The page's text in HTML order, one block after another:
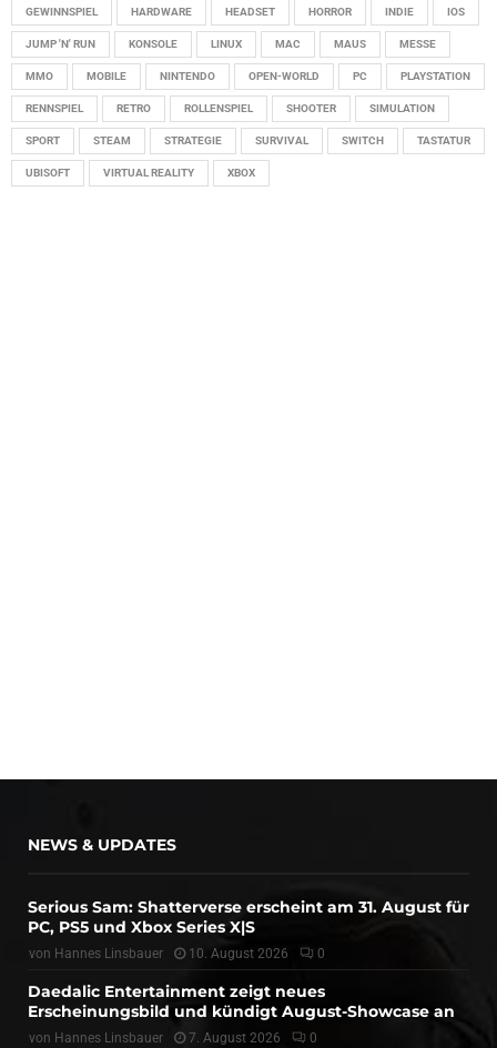
GEWINNSPIEL HARDWARE HEADSET HORROR INDIE IOS
JUMP 'N' RUN KONSOLE LINUX MAC MAUS MESSE
MMO MOBILE NINTENDO OPEN-WORLD PC PLAYSTATION
RENNSPIEL RETRO ROLLENSPIEL SHOOTER SIMULATION
SPORT STEAM STRATEGIE SURVIVAL SWITCH TASTATUR
UBISOFT VIRTUAL REALITY XBOX
NEWS & UPDATES
Serious Sam: Shatterverse erscheint am 31. August für
PC, PS5 und Xbox Series X|S
von Hannes Linsbauer 10. August 2026 0
Daedalic Entertainment zeigt neues
Erscheinungsbild und kündigt August-Showcase an
von Hannes Linsbauer 7. August 2026 0